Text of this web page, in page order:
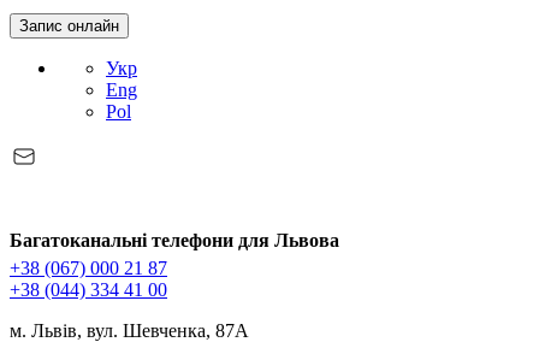
Запис онлайн
Укр
Eng
Pol
Багатоканальні телефони для Львова
+38 (067) 000 21 87
+38 (044) 334 41 00
м. Львів, вул. Шевченка, 87А